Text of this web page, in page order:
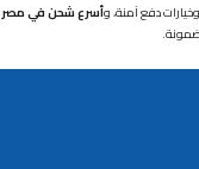
دفع آمنة، وأسرع شحن في مصر